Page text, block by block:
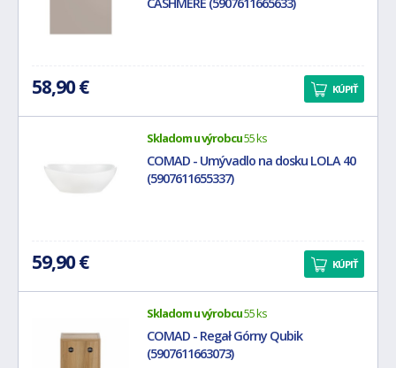
58,90 € KÚPIŤ
Skladom u výrobcu55 ks
COMAD - Umývadlo na dosku LOLA 40
(5907611655337)
59,90 € KÚPIŤ
Skladom u výrobcu55 ks
COMAD - Regał Górny Qubik
(5907611663073)